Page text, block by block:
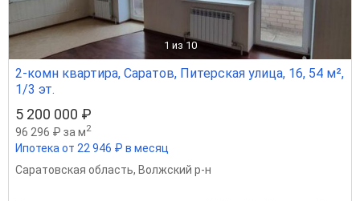
1 из 10
2-комн квартира, Саратов, Питерская улица, 16, 54 м²,
1/3 эт.
5 200 000 ₽
96 296 ₽ за м2
Ипотека от 22 946 ₽ в месяц
Саратовская область, Волжский р-н